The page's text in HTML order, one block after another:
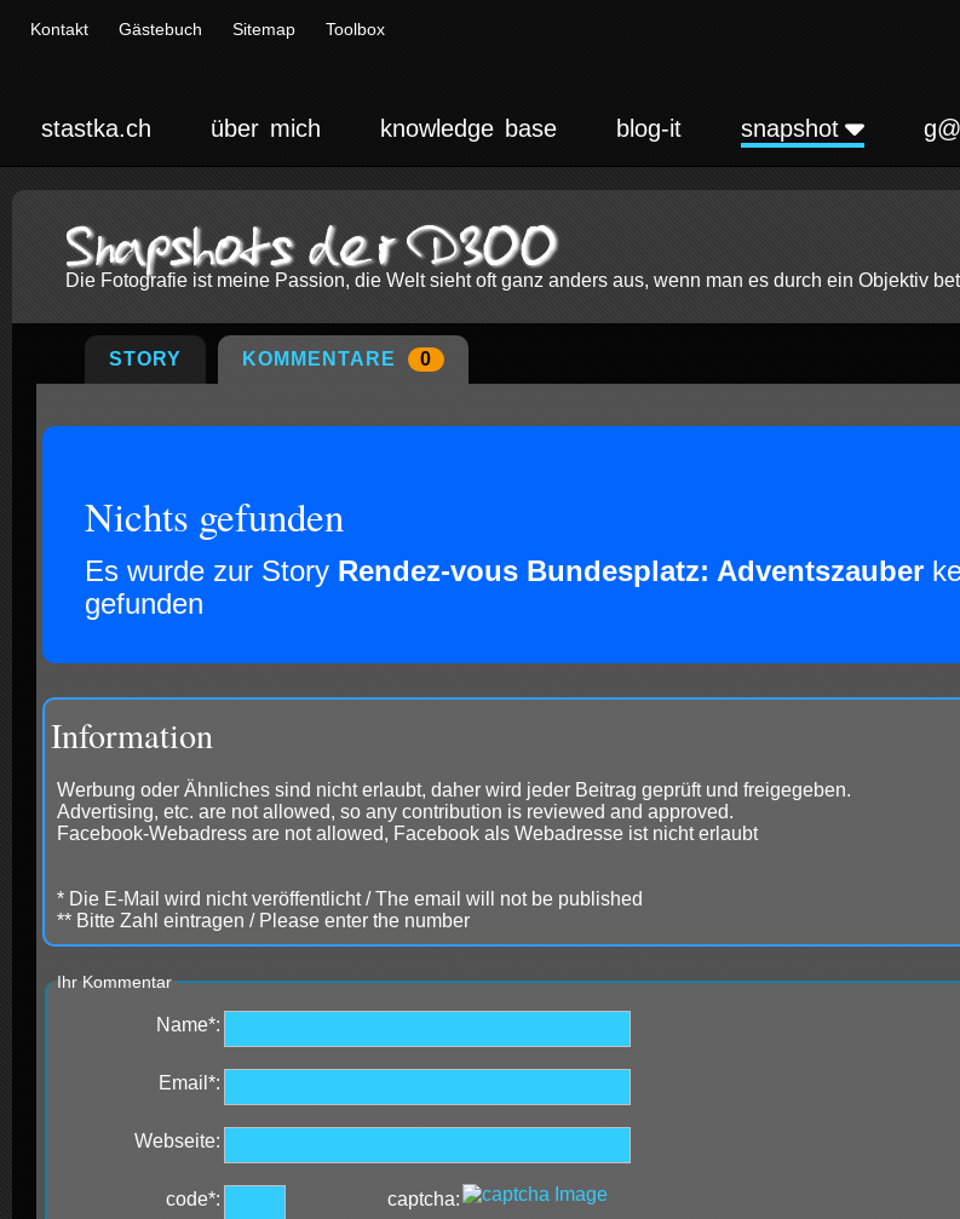
Kontakt Gästebuch Sitemap Toolbox
stastka.ch über mich knowledge base blog-it snapshot
Snapshots der D300
Die Fotografie ist meine Passion, die Welt sieht oft ganz anders aus, wenn man es durch ein Objektiv
STORY 0
KOMMENTARE
Nichts gefunden
Es wurde zur Story Rendez-vous Bundesplatz: Adventszauber
gefunden
Information
Werbung oder Ähnliches sind nicht erlaubt, daher wird jeder Beitrag geprüft und freigegeben.
Advertising, etc. are not allowed, so any contribution is reviewed and approved.
Facebook-Webadress are not allowed, Facebook als Webadresse ist nicht erlaubt
* Die E-Mail wird nicht veröffentlicht / The email will not be published
** Bitte Zahl eintragen / Please enter the number
Ihr Kommentar
Name*:
Email*:
Webseite:
code*: captcha: